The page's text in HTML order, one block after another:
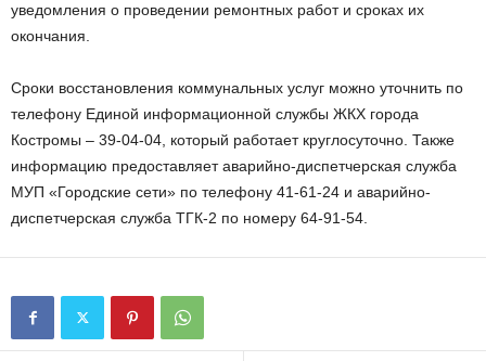
уведомления о проведении ремонтных работ и сроках их
окончания.
Сроки восстановления коммунальных услуг можно уточнить по
телефону Единой информационной службы ЖКХ города
Костромы – 39-04-04, который работает круглосуточно. Также
информацию предоставляет аварийно-диспетчерская служба
МУП «Городские сети» по телефону 41-61-24 и аварийно-
диспетчерская служба ТГК-2 по номеру 64-91-54.